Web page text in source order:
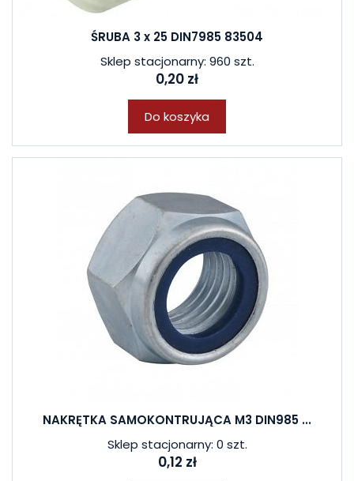
ŚRUBA 3 x 25 DIN7985 83504
Sklep stacjonarny: 960 szt.
0,20 zł
Do koszyka
NAKRĘTKA SAMOKONTRUJĄCA M3 DIN985 ...
Sklep stacjonarny: 0 szt.
0,12 zł